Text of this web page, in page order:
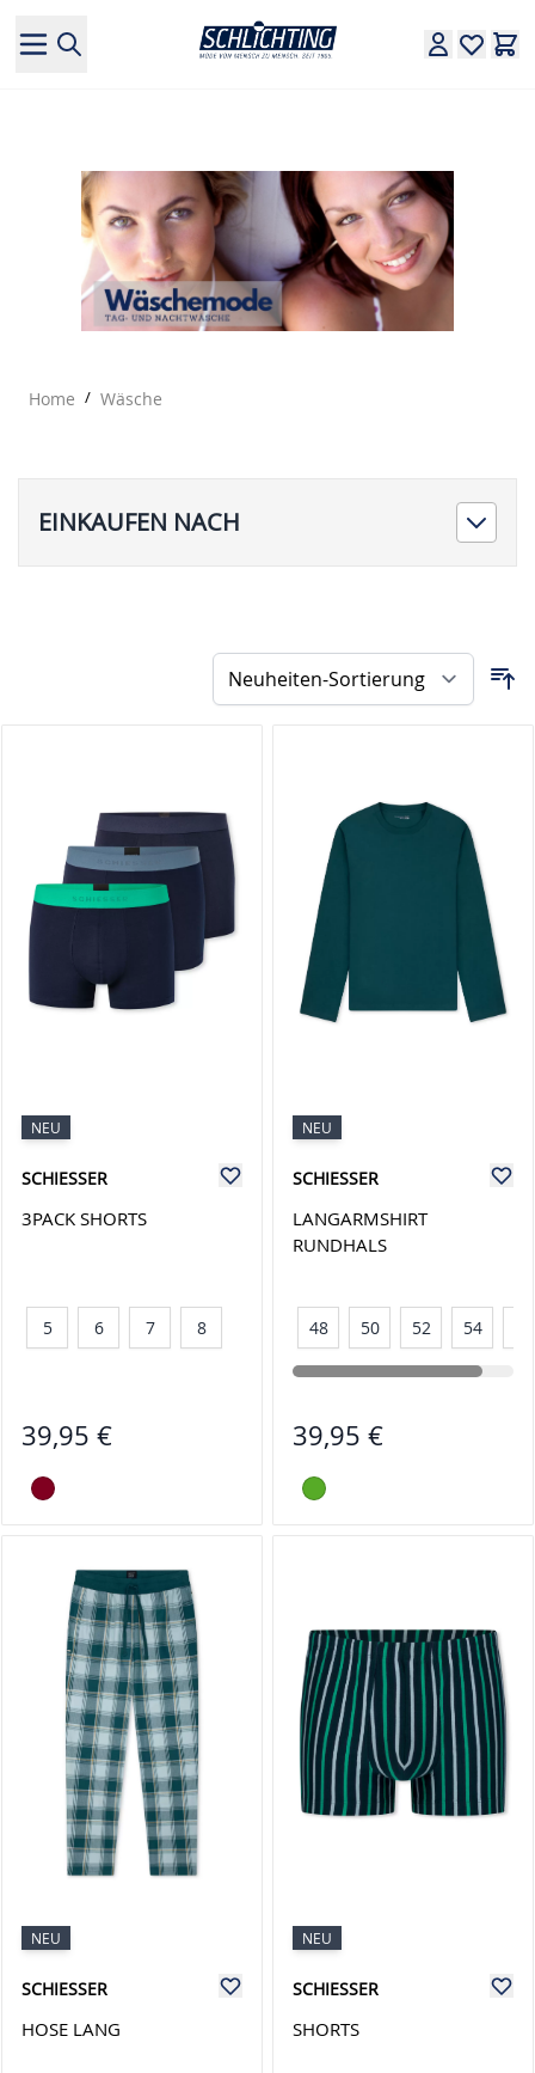
Home / Wäsche
EINKAUFEN NACH
NEU
SCHIESSER
3PACK SHORTS
5 6 7 8
39,95 €
NEU
SCHIESSER
LANGARMSHIRT
RUNDHALS
48 50 52 54
39,95 €
NEU
SCHIESSER
HOSE LANG
NEU
SCHIESSER
SHORTS